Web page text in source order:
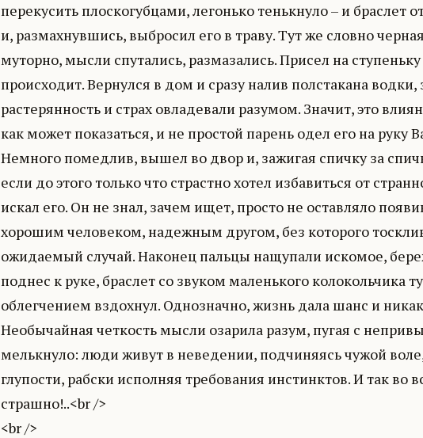
перекусить плоскогубцами, легонько тенькнуло – и
и, размахнувшись, выбросил его в траву. Тут же словно
муторно, мысли спутались, размазались. Присел на
происходит. Вернулся в дом и сразу налив полстакана
растерянность и страх овладевали разумом. Значит, это
как может показаться, и не простой парень одел его на руку
Немного помедлив, вышел во двор и, зажигая спичку за
если до этого только что страстно хотел избавиться от
искал его. Он не знал, зачем ищет, просто не оставляло
хорошим человеком, надежным другом, без которого
ожидаемый случай. Наконец пальцы нащупали искомое,
поднес к руке, браслет со звуком маленького колокольчика
облегчением вздохнул. Однозначно, жизнь дала шанс и
Необычайная четкость мысли озарила разум, пугая с
мелькнуло: люди живут в неведении, подчиняясь чужой
глупости, рабски исполняя требования инстинктов. И так во
страшно!..<br />
<br />